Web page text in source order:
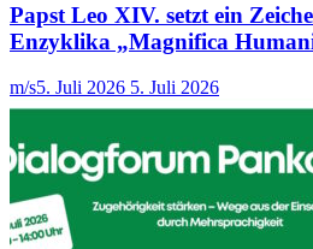
Papst Leo XIV. setzt ein
Enzyklika „Magnifica
m/s5. Juli 2026 5. Juli 2026